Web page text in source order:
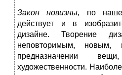
Закон новизны, по
действует и в
дизайне. Творение
неповторимым, новым,
предназначении
художественности.